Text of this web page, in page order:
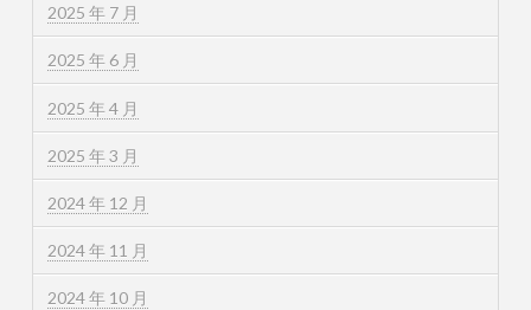
2025 年 7 月
2025 年 6 月
2025 年 4 月
2025 年 3 月
2024 年 12 月
2024 年 11 月
2024 年 10 月